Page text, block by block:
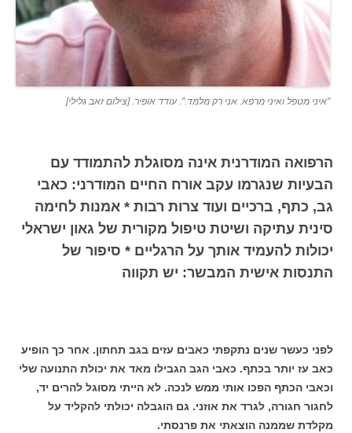
"איני מטפל ואיני מרפא. אני רק מלמד.". עודד אופיר. [צילום זאב גלילי]
הרפואה המודרנית אינה מסוגלת להתמודד עם
הבעיות שנגרמו עקב אורח החיים המודרני: כאבי
גב, כתף, ברכיים ועוד צרות רבות * אמנות לחימה
סינית עתיקה ושיטת טיפול מקורית של גאון ישראלי
יכולות להעמיד אותך על הרגליים * סיפור של
התנסות אישית המבשר: יש תקווה
לפני כעשר שנים נתקפתי כאבים עזים בגב תחתון. אחר כך הופיע
כאב עז יותר בכתף. כאבי הגב הגבילו מאד את יכולת התנועה שלי
וכאבי הכתף הפכו אותי ממש לנכה. לא הייתי מסוגל להרים יד,
לחגור חגורה, לגרד את אוזני. גם הוגבלה יכולתי להקליד על
מקלדת שממנה הוצאתי את פרנסתי.